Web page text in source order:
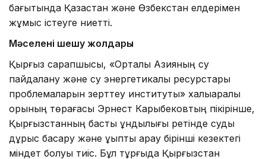
бағытында Қазақстан және Өзбекстан елдерімен
жұмыс істеуге ниетті.
Мәселені шешу жолдары
Қырғыз сарапшысы, «Орталық Азияның су
пайдалану және су энергетикалық ресурстары
проблемаларын зерттеу институты» халықаралық
қорының төрағасы Эрнест Карыбековтың пікірінше,
Қырғызстанның басты құндылығы ретінде суды
дұрыс басқару және ұқыпты қарау бірінші кезектегі
міндет болуы тиіс. Бұл тұрғыда Қырғызстан